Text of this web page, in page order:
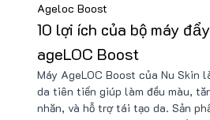
Ageloc Boost
10 lợi ích của bộ máy
ageLOC Boost
Máy AgeLOC Boost của Nu Skin
da tiên tiến giúp làm đều màu,
nhăn, và hỗ trợ tái tạo da. Sản